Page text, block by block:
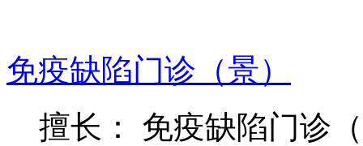
免疫缺陷门诊（景）
擅长： 免疫缺陷门诊